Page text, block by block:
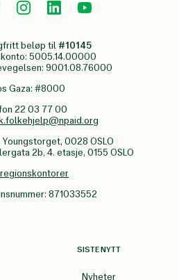
beløp til #10145
5005.14.00000
9001.08.76000
Gaza: #8000
22 03 77 00
0028 OSLO
2b, 4. etasje, 0155 OSLO
871033552
SISTE NYTT
Nyheter